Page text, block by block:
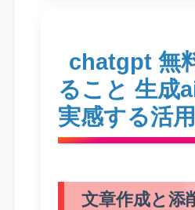
chatgpt 無
ること 生成
実感する活
文章作成と添